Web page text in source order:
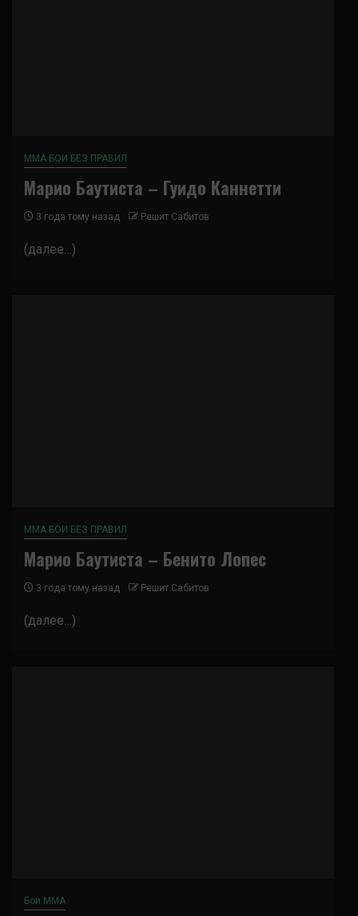
ММА БОИ БЕЗ ПРАВИЛ
Марио Баутиста – Гуидо Каннетти
3 года тому назад Решит Сабитов
(далее…)
ММА БОИ БЕЗ ПРАВИЛ
Марио Баутиста – Бенито Лопес
3 года тому назад Решит Сабитов
(далее…)
Бои ММА